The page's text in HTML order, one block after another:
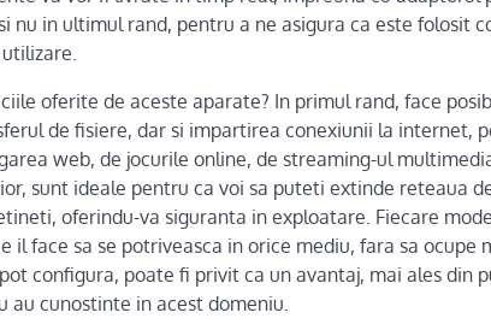
nu in ultimul rand, pentru a ne asigura ca este folosit
oferite de aceste aparate? In primul rand, face
de fisiere, dar si impartirea conexiunii la internet,
web, de jocurile online, de streaming-ul
sunt ideale pentru ca voi sa puteti extinde reteaua
oferindu-va siguranta in exploatare. Fiecare
il face sa se potriveasca in orice mediu, fara sa ocupe
configura, poate fi privit ca un avantaj, mai ales din
au cunostinte in acest domeniu.